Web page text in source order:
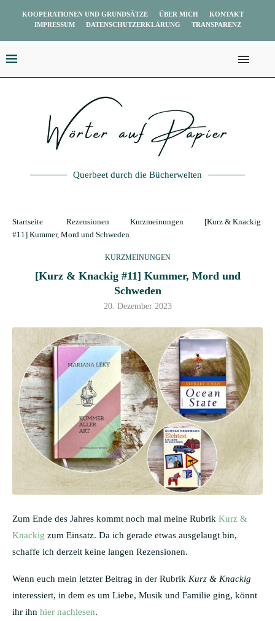
KOOPERATIONEN UND GRUNDSÄTZE ÜBER MICH
KONTAKT
IMPRESSUM
DATENSCHUTZERKLÄRUNG TRANSPARENZ
Querbeet durch die Bücherwelten
Startseite Rezensionen Kurzmeinungen
[Kurz & Knackig
#11] Kummer, Mord und Schweden
KURZMEINUNGEN
[Kurz & Knackig #11] Kummer, Mord und
Schweden
20. Dezember 2023
Zum Ende des Jahres kommt noch mal meine Rubrik Kurz &
Knackig zum Einsatz. Da ich gerade etwas ausgelaugt bin,
schaffe ich derzeit keine langen Rezensionen.
Wenn euch mein letzter Beitrag in der Rubrik Kurz & Knackig
interessiert, in dem es um Liebe, Musik und Familie ging, könnt
ihr ihn hier nachlesen.